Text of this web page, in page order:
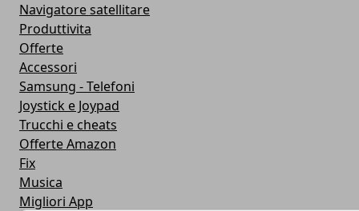
Navigatore satellitare
Produttivita
Offerte
Accessori
Samsung - Telefoni
Joystick e Joypad
Trucchi e cheats
Offerte Amazon
Fix
Musica
Migliori App